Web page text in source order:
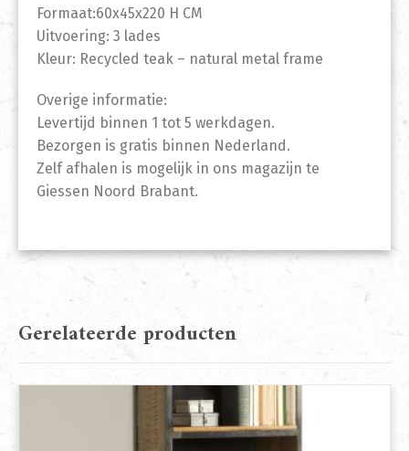
Formaat:60x45x220 H CM
Uitvoering: 3 lades
Kleur: Recycled teak – natural metal frame
Overige informatie:
Levertijd binnen 1 tot 5 werkdagen.
Bezorgen is gratis binnen Nederland.
Zelf afhalen is mogelijk in ons magazijn te
Giessen Noord Brabant.
Gerelateerde producten